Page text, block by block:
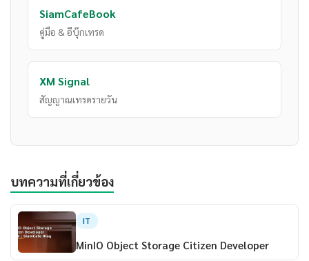
SiamCafeBook
คู่มือ & อีบุ๊กเทรด
XM Signal
สัญญาณเทรดรายวัน
บทความที่เกี่ยวข้อง
IT
MinIO Object Storage Citizen Developer